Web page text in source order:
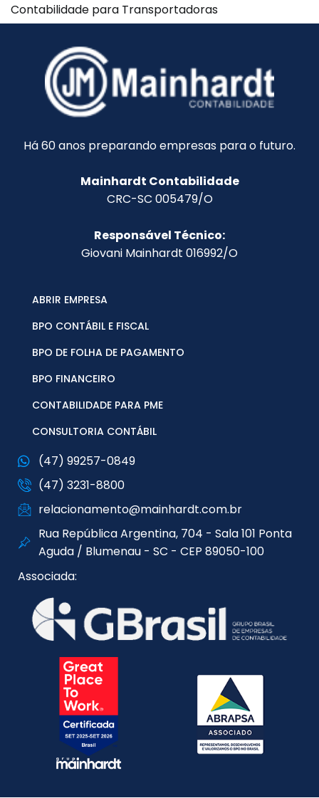
Contabilidade para Transportadoras
Há 60 anos preparando empresas para o futuro.
Mainhardt Contabilidade
CRC-SC 005479/O
Responsável Técnico:
Giovani Mainhardt 016992/O
ABRIR EMPRESA
BPO CONTÁBIL E FISCAL
BPO DE FOLHA DE PAGAMENTO
BPO FINANCEIRO
CONTABILIDADE PARA PME
CONSULTORIA CONTÁBIL
(47) 99257-0849
(47) 3231-8800
relacionamento@mainhardt.com.br
Rua República Argentina, 704 - Sala 101 Ponta
Aguda / Blumenau - SC - CEP 89050-100
Associada: